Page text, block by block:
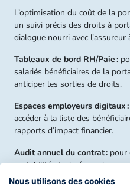
L’optimisation du coût de la
un suivi précis des droits à
dialogue nourri avec l’assureur
Tableaux de bord RH/Paie :
salariés bénéficiaires de la
anticiper les sorties de droits.
Espaces employeurs digitaux :
accéder à la liste des
rapports d’impact financier.
Audit annuel du contrat : pour
portabilité et, si nécessaire,
Nous utilisons des cookies